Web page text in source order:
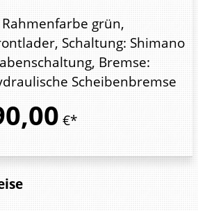
grün,
Schaltung: Shimano
Bremse:
Scheibenbremse
00 €*